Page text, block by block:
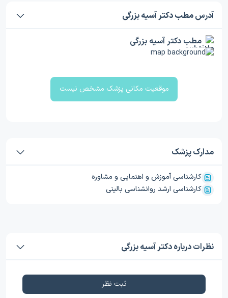
آدرس مطب دکتر آسیه بزرگی
مطب دکتر آسیه بزرگی
موقعیت مکانی پزشک مشخص نیست
مدارک پزشک
کارشناسی آموزش و اهنمایی و مشاوره
کارشناسی ارشد روانشناسی بالینی
نظرات درباره دکتر آسیه بزرگی
ثبت نظر